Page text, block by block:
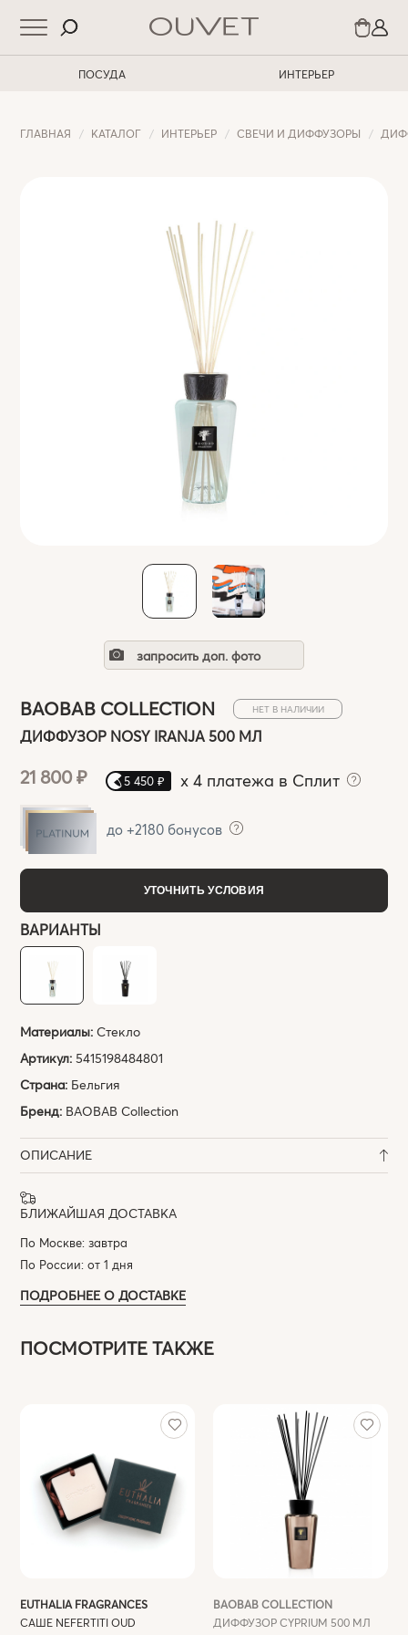
ПОСУДА ИНТЕРЬЕР
ГЛАВНАЯ КАТАЛОГ ИНТЕРЬЕР СВЕЧИ И ДИФФУЗОРЫ
запросить доп. фото
BAOBAB COLLECTION НЕТ В НАЛИЧИИ
ДИФФУЗОР NOSY IRANJA 500 МЛ
21 800 ₽ 5 450 ₽ x 4 платежа в Сплит
до +2180 бонусов
УТОЧНИТЬ УСЛОВИЯ
ВАРИАНТЫ
Материалы:Стекло
Артикул:5415198484801
Страна: Бельгия
Бренд: BAOBAB Collection
ОПИСАНИЕ
БЛИЖАЙШАЯ ДОСТАВКА
По Москве: завтра
По России: от 1 дня
ПОДРОБНЕЕ О ДОСТАВКЕ
ПОСМОТРИТЕ ТАКЖЕ
EUTHALIA FRAGRANCES
САШЕ NEFERTITI OUD
BAOBAB COLLECTION
ДИФФУЗОР CYPRIUM 500 МЛ